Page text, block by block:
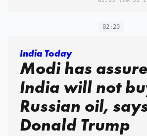
02:20
India Today
Modi has
India will not
Russian oil,
Donald Trump